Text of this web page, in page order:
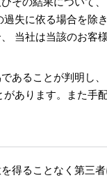
失に依る場合を
当社は当該のお客
あることが判明し
あります。また手
ることなく第三